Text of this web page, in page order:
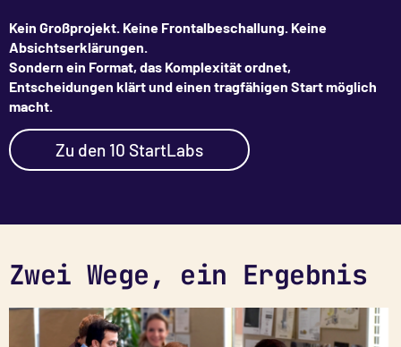
Kein Großprojekt. Keine Frontalbeschallung. Keine
Absichtserklärungen.
Sondern ein Format, das Komplexität ordnet,
Entscheidungen klärt und einen tragfähigen Start möglich
macht.
Zu den 10 StartLabs
Zwei Wege, ein Ergebnis